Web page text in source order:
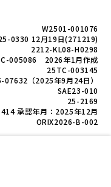
W2501-001076
0330 12月19日(271219)
2212-KL08-H0298
005086 2026年1月作成
25TC-003145
07632（2025年9月24日）
SAE23-010
25-2169
承認年月：2025年12月
ORIX2026-B-002